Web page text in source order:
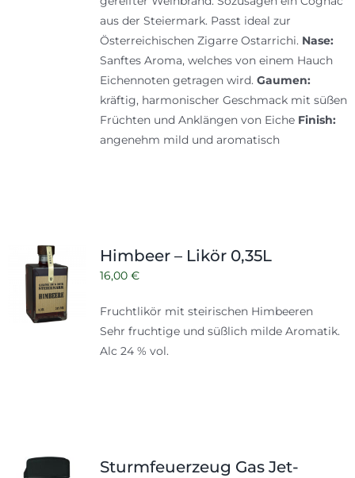
aus der Steiermark. Passt ideal zur
Österreichischen Zigarre Ostarrichi. Nase:
Sanftes Aroma, welches von einem Hauch
Eichennoten getragen wird. Gaumen:
kräftig, harmonischer Geschmack mit süßen
Früchten und Anklängen von Eiche Finish:
angenehm mild und aromatisch
Himbeer – Likör 0,35L
16,00 €
Fruchtlikör mit steirischen Himbeeren
Sehr fruchtige und süßlich milde Aromatik.
Alc 24 % vol.
Sturmfeuerzeug Gas Jet-